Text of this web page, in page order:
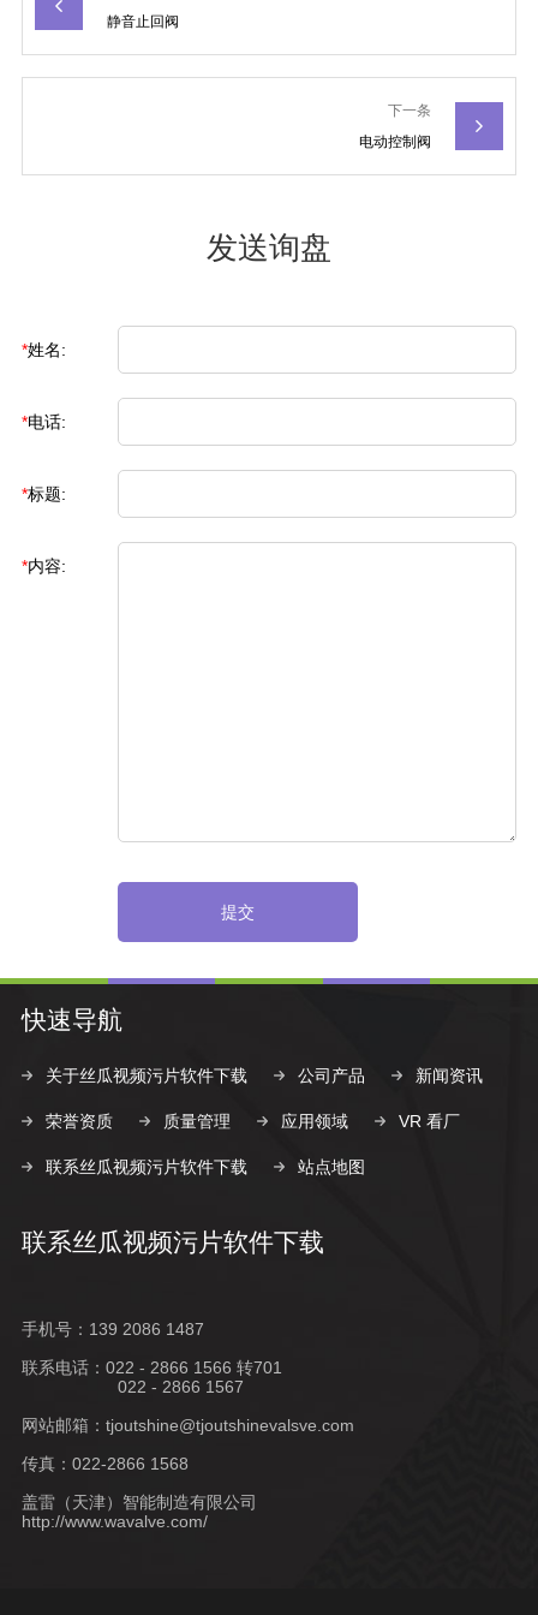
静音止回阀
下一条
电动控制阀
发送询盘
*姓名:
*电话:
*标题:
*内容:
提交
快速导航
关于丝瓜视频污片软件下载 公司产品 新闻资讯
荣誉资质 质量管理 应用领域 VR 看厂
联系丝瓜视频污片软件下载 站点地图
联系丝瓜视频污片软件下载
手机号：139 2086 1487
联系电话：022 - 2866 1566 转701
022 - 2866 1567
网站邮箱： tjoutshine@tjoutshinevalsve.com
传真：022-2866 1568
盖雷（天津）智能制造有限公司
http://www.wavalve.com/